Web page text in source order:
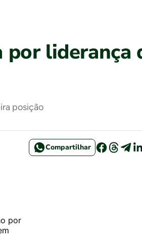
por liderança
posição
Compartilhar
por